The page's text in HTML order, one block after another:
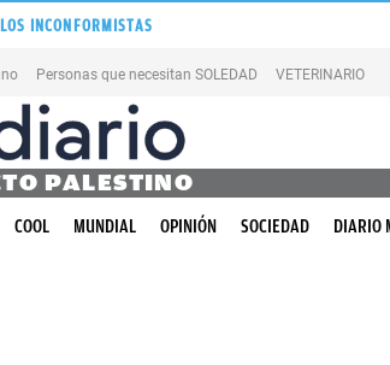
INCONFORMISTAS
Personas que necesitan SOLEDAD VETERINARIO
PALESTINO
COOL MUNDIAL OPINIÓN SOCIEDAD DIARIO